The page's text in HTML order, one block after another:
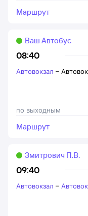
Маршрут
08:40
Ваш Автобус
по выходным
Автовокзал –
Маршрут
09:40
Змитрович П.В.
Автовокзал –